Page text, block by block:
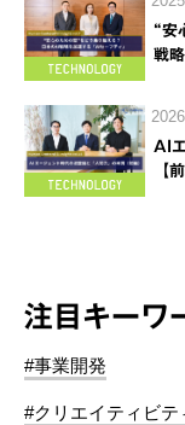
“安
戦
AI
【
注目キーワ
#事業開発
#クリエイティビテ